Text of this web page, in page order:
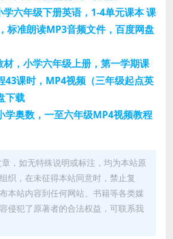
学六年级下册英语，1-4单元课本 课
标准朗读MP3音频文件，百度网盘
材，小学六年级上册，第一学期课
43课时，MP4视频（三年级起点英
下载
学奥数，一至六年级MP4视频教程
，如无特殊说明或标注，均为本站原
织，在未征得本站同意时，禁止复
本站内容到任何网站、书籍等各类媒
侵犯了原著者的合法权益，可联系我